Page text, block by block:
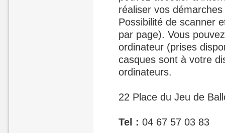
réaliser vos
Possibilité de scanner
par page). Vous
ordinateur (prises
casques sont à votre
ordinateurs.
22 Place du Jeu de
Tel : 04 67 57 03 83